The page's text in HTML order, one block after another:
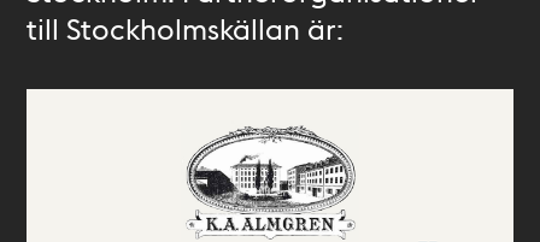
till Stockholmskällan är: